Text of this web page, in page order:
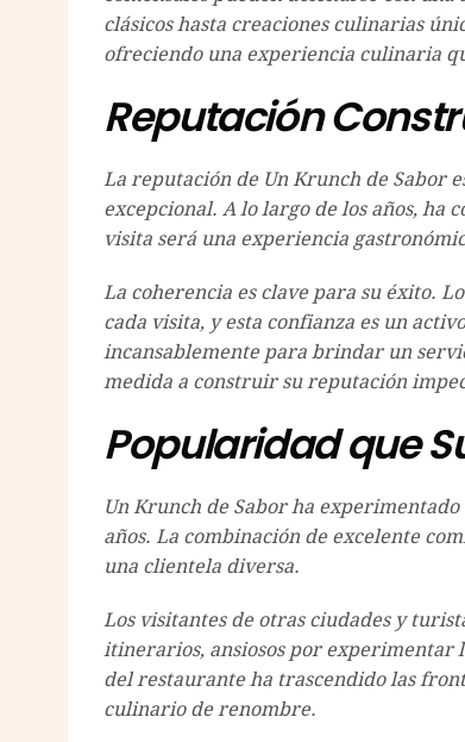
clásicos hasta creaciones culinarias
ofreciendo una experiencia culinaria
Reputación
La reputación de Un Krunch de Sabor
excepcional. A lo largo de los años, ha
visita será una experiencia
La coherencia es clave para su éxito.
cada visita, y esta confianza es un
incansablemente para brindar un
medida a construir su reputación
Popularidad que
Un Krunch de Sabor ha
años. La combinación de excelente
una clientela diversa.
Los visitantes de otras ciudades y
itinerarios, ansiosos por experimentar
del restaurante ha trascendido las
culinario de renombre.